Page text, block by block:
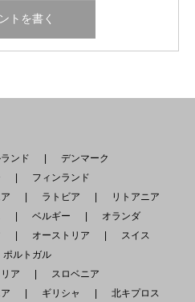
ンド
デンマーク
フィンランド
ア ラトビア
リトアニア
ベルギー
オランダ
オーストリア
スイス
ポルトガル
ア
スロベニア
ア ギリシャ
北キプロス